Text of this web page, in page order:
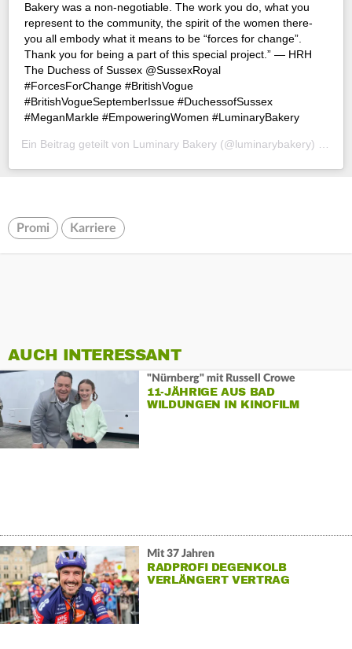
Bakery was a non-negotiable. The work you do, what you
represent to the community, the spirit of the women there-
you all embody what it means to be “forces for change”.
Thank you for being a part of this special project.” — HRH
The Duchess of Sussex @SussexRoyal⠀ ⠀
#ForcesForChange #BritishVogue
#BritishVogueSeptemberIssue #DuchessofSussex
#MeganMarkle #EmpoweringWomen #LuminaryBakery
Ein Beitrag geteilt von Luminary Bakery (@luminarybakery) am
Promi Karriere
AUCH INTERESSANT
"Nürnberg" mit Russell Crowe
11-JÄHRIGE AUS BAD
WILDUNGEN IN KINOFILM
Mit 37 Jahren
RADPROFI DEGENKOLB
VERLÄNGERT VERTRAG